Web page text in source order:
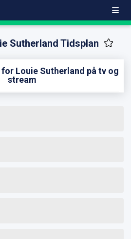
Sutherland Tidsplan
Louie Sutherland på tv og
stream